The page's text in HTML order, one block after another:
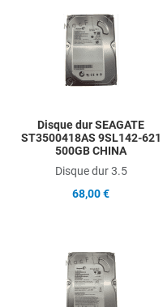
Disque dur SEAGATE
ST3500418AS 9SL142-621
500GB CHINA
Disque dur 3.5
68,00 €